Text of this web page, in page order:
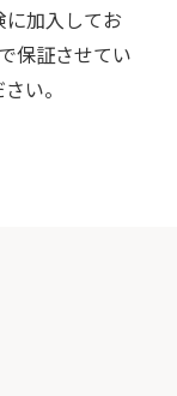
加入してお
保証させてい
い。